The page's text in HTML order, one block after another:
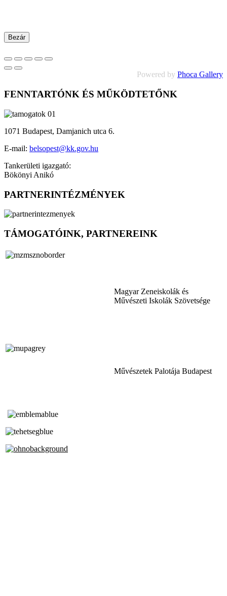
Bezár
Powered by Phoca Gallery
FENNTARTÓNK ÉS MŰKÖDTETŐNK
1071 Budapest, Damjanich utca 6.
E-mail: belsopest@kk.gov.hu
Tankerületi igazgató:
Bökönyi Anikó
PARTNERINTÉZMÉNYEK
TÁMOGATÓINK, PARTNEREINK
Magyar Zeneiskolák és
Művészeti Iskolák Szövetsége
Művészetek Palotája Budapest